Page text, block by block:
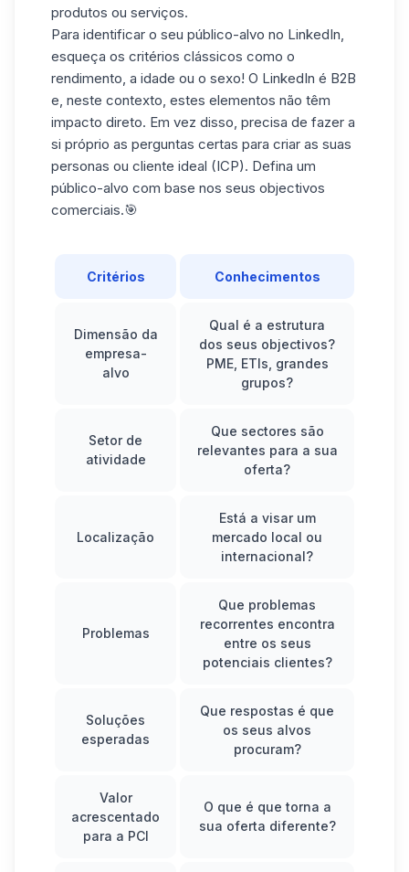
produtos ou serviços.
Para identificar o seu público-alvo no LinkedIn,
esqueça os critérios clássicos como o
rendimento, a idade ou o sexo! O LinkedIn é B2B
e, neste contexto, estes elementos não têm
impacto direto. Em vez disso, precisa de fazer a
si próprio as perguntas certas para criar as suas
personas ou cliente ideal (ICP). Defina um
público-alvo com base nos seus objectivos
comerciais.🎯
Critérios Conhecimentos
Dimensão da
empresa-
alvo
Qual é a estrutura
dos seus objectivos?
PME, ETIs, grandes
grupos?
Setor de
atividade
Que sectores são
relevantes para a sua
oferta?
Localização
Está a visar um
mercado local ou
internacional?
Problemas
Que problemas
recorrentes encontra
entre os seus
potenciais clientes?
Soluções
esperadas
Que respostas é que
os seus alvos
procuram?
Valor
acrescentado
para a PCI
O que é que torna a
sua oferta diferente?